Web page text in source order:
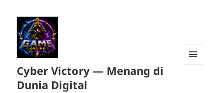
Cyber Victory — Menang di
Dunia Digital